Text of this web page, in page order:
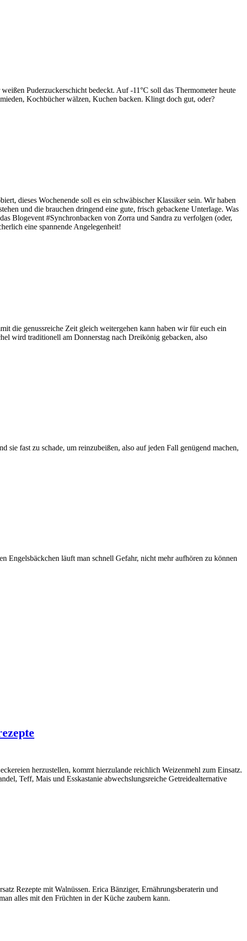
Puderzuckerschicht bedeckt. Auf -11°C soll das Thermometer heute
Kochbücher wälzen, Kuchen backen. Klingt doch gut, oder?
dieses Wochenende soll es ein schwäbischer Klassiker sein. Wir haben
und die brauchen dringend eine gute, frisch gebackene Unterlage. Was
Blogevent #Synchronbacken von Zorra und Sandra zu verfolgen (oder,
eine spannende Angelegenheit!
die genussreiche Zeit gleich weitergehen kann haben wir für euch ein
wird traditionell am Donnerstag nach Dreikönig gebacken, also
sie fast zu schade, um reinzubeißen, also auf jeden Fall genügend machen,
Engelsbäckchen läuft man schnell Gefahr, nicht mehr aufhören zu können
herzustellen, kommt hierzulande reichlich Weizenmehl zum Einsatz.
Teff, Mais und Esskastanie abwechslungsreiche Getreidealternative
Rezepte mit Walnüssen. Erica Bänziger, Ernährungsberaterin und
alles mit den Früchten in der Küche zaubern kann.